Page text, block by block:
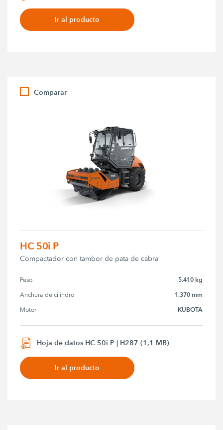
Ir al producto
Comparar
HC 50i P
Compactador con tambor de pata de cabra
Peso 5.410 kg
Anchura de cilindro 1.370 mm
Motor KUBOTA
Hoja de datos HC 50i P | H287 (1,1 MB)
Ir al producto